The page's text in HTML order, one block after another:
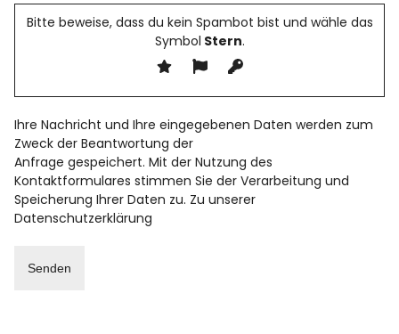
Bitte beweise, dass du kein Spambot bist und wähle das
Symbol Stern.
Ihre Nachricht und Ihre eingegebenen Daten werden zum
Zweck der Beantwortung der
Anfrage gespeichert. Mit der Nutzung des
Kontaktformulares stimmen Sie der Verarbeitung und
Speicherung Ihrer Daten zu. Zu unserer
Datenschutzerklärung